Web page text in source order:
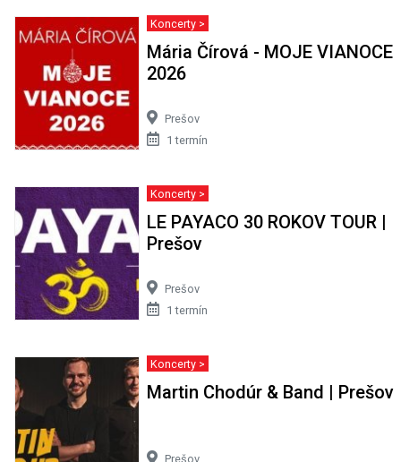
Koncerty >
Mária Čírová - MOJE VIANOCE
2026
Prešov
1 termín
Koncerty >
LE PAYACO 30 ROKOV TOUR |
Prešov
Prešov
1 termín
Koncerty >
Martin Chodúr & Band | Prešov
Prešov